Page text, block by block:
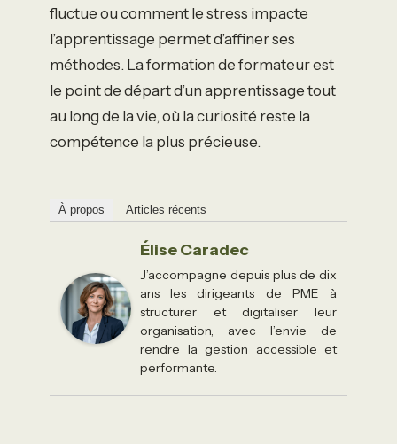
fluctue ou comment le stress impacte
l’apprentissage permet d’affiner ses
méthodes. La formation de formateur est
le point de départ d’un apprentissage tout
au long de la vie, où la curiosité reste la
compétence la plus précieuse.
À propos Articles récents
Élise Caradec
J’accompagne depuis plus de dix
ans les dirigeants de PME à
structurer et digitaliser leur
organisation, avec l’envie de
rendre la gestion accessible et
performante.